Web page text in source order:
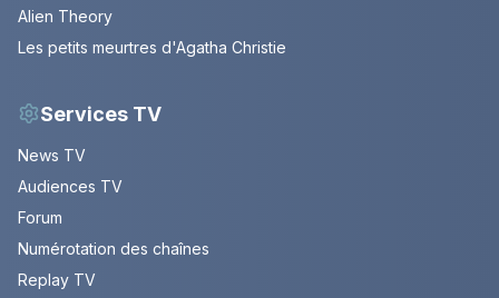
Alien Theory
Les petits meurtres d'Agatha Christie
Services TV
News TV
Audiences TV
Forum
Numérotation des chaînes
Replay TV